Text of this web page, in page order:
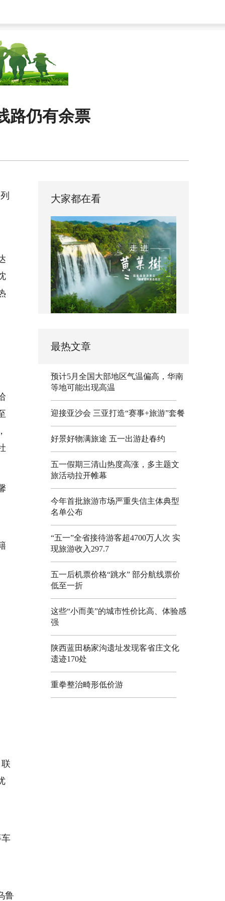
路仍有余票
鲁
大家都在看
最热文章
预计5月全国大部地区气温偏高，华南
等地可能出现高温
迎接亚沙会 三亚打造“赛事+旅游”套餐
好景好物满旅途 五一出游赴春约
五一假期三清山热度高涨，多主题文
旅活动拉开帷幕
今年首批旅游市场严重失信主体典型
名单公布
“五一”全省接待游客超4700万人次 实
现旅游收入297.7
五一后机票价格“跳水” 部分航线票价
低至一折
这些“小而美”的城市性价比高、体验感
强
陕西蓝田杨家沟遗址发现客省庄文化
遗迹170处
重拳整治畸形低价游